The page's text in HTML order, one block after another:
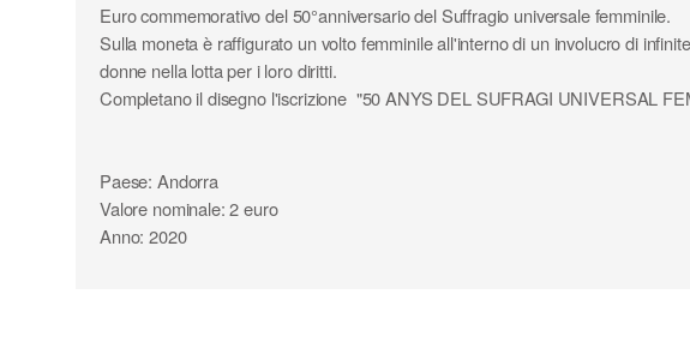
Euro commemorativo del 50°anniversario del Suffragio universale femminile.
Sulla moneta è raffigurato un volto femminile all'interno di un involucro di
donne nella lotta per i loro diritti.
Completano il disegno l'iscrizione "50 ANYS DEL SUFRAGI UNIVERSAL
Paese: Andorra
Valore nominale: 2 euro
Anno: 2020